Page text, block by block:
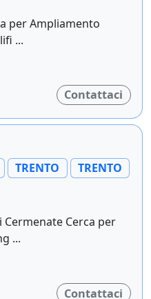
per Ampliamento
...
Contattaci
TRENTO
TRENTO
Cerca per
...
Contattaci